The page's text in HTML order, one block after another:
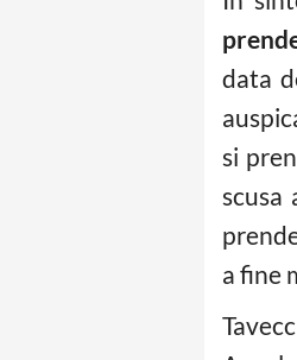
data
si
scusa
a fine